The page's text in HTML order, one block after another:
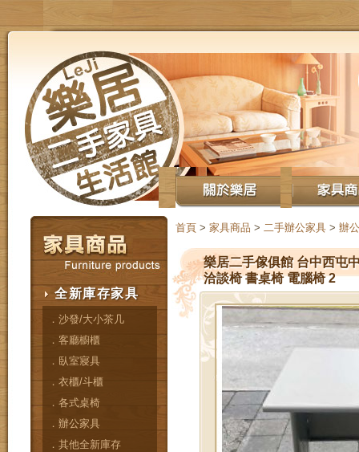
全新庫存家具
．沙發/大小茶几
．客廳櫥櫃
．臥室寢具
．衣櫃/斗櫃
．各式桌椅
．辦公家具
．其他全新庫存
首頁 > 家具商品 > 二手辦公家具 > 辦
樂居二手傢俱館 台中西屯
洽談椅 書桌椅 電腦椅 2